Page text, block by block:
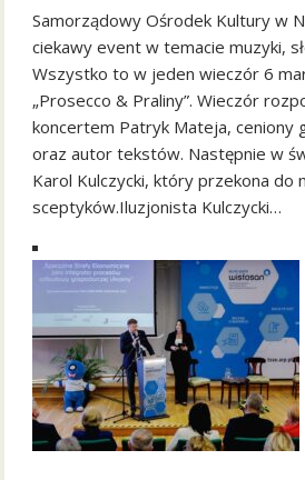
Samorządowy Ośrodek Kultury w
ciekawy event w temacie muzyki,
Wszystko to w jeden wieczór 6
„Prosecco & Praliny”. Wieczór
koncertem Patryk Mateja, ceniony
oraz autor tekstów. Następnie w
Karol Kulczycki, który przekona do
sceptyków.Iluzjonista Kulczycki…